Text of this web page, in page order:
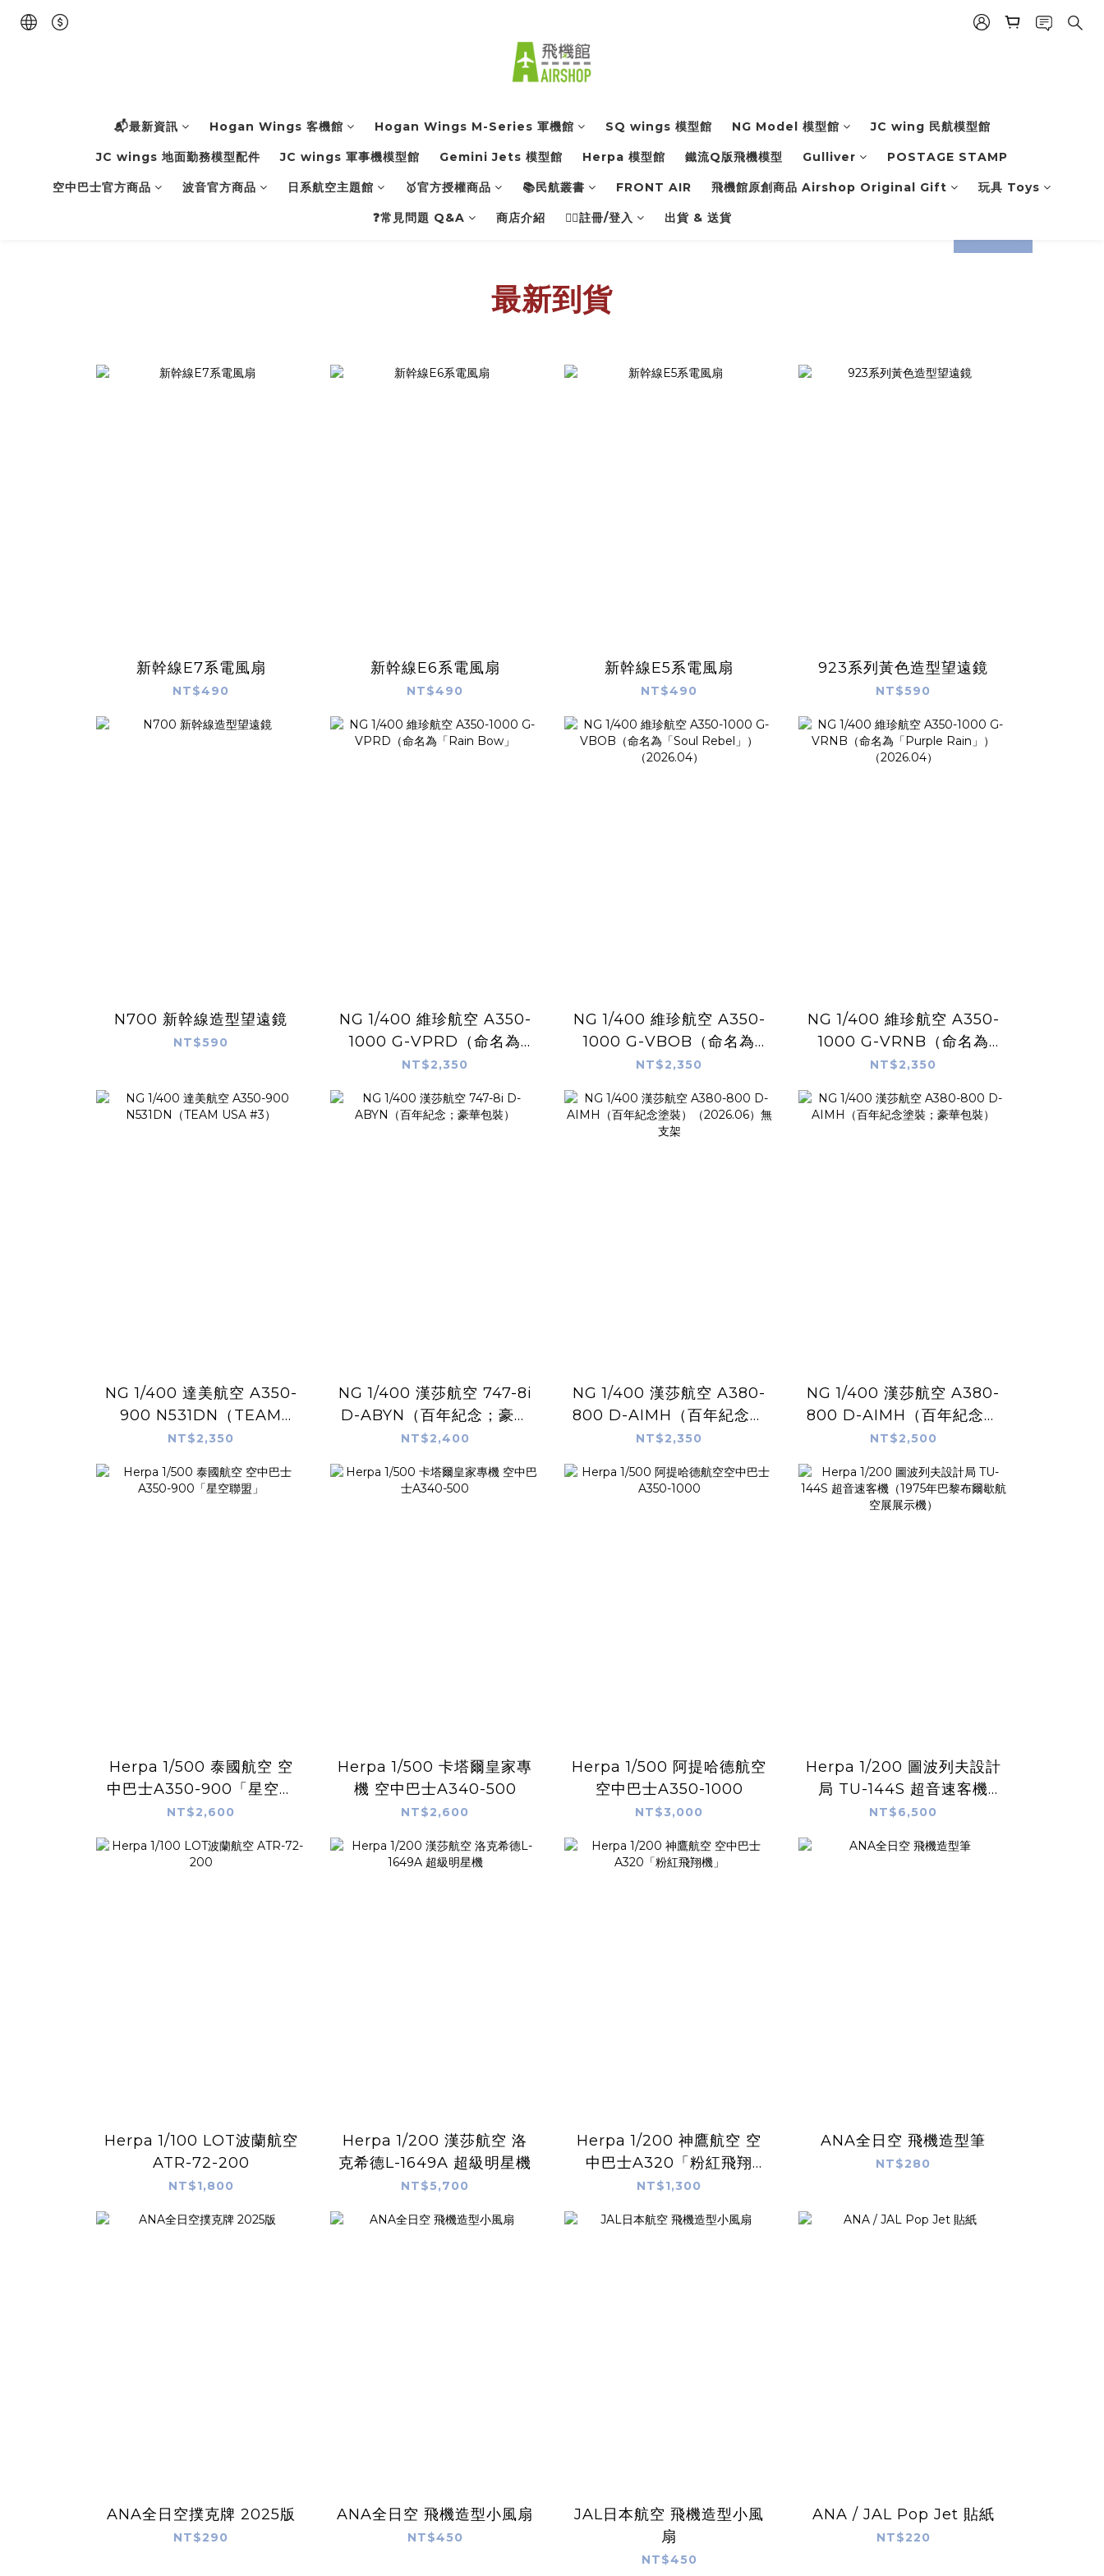
📬最新資訊 Hogan Wings 客機館 Hogan Wings M-Series 軍機館 SQ wings 模型館 NG Model 模型館 JC wing 民航模型館
JC wings 地面勤務模型配件 JC wings 軍事機模型館 Gemini Jets 模型館 Herpa 模型館 鐵流Q版飛機模型 Gulliver POSTAGE STAMP
空中巴士官方商品 波音官方商品 日系航空主題館 🥇官方授權商品 📚民航叢書 FRONT AIR 飛機館原創商品 Airshop Original Gift 玩具 Toys
❓常見問題 Q&A 商店介紹 👨‍✈️註冊/登入 出貨 & 送貨
prev next
最新到貨
新幹線E7系電風扇
NT$490
新幹線E6系電風扇
NT$490
新幹線E5系電風扇
NT$490
923系列黃色造型望遠鏡
NT$590
N700 新幹線造型望遠鏡
NT$590
NG 1/400 維珍航空 A350-
1000 G-VPRD（命名為
「Rain Bow」
NT$2,350
NG 1/400 維珍航空 A350-
1000 G-VBOB（命名為
「Soul Rebel」）
NT$2,350
NG 1/400 維珍航空 A350-
1000 G-VRNB（命名為
「Purple Rain」）
NT$2,350
NG 1/400 達美航空 A350-
900 N531DN（TEAM
USA #3）
NT$2,350
NG 1/400 漢莎航空 747-8i
D-ABYN（百年紀念；豪華
包裝）
NT$2,400
NG 1/400 漢莎航空 A380-
800 D-AIMH（百年紀念塗
裝）（2026.06）無支架
NT$2,350
NG 1/400 漢莎航空 A380-
800 D-AIMH（百年紀念塗
裝；豪華包裝）
NT$2,500
Herpa 1/500 泰國航空 空
中巴士A350-900「星空聯
盟」
NT$2,600
Herpa 1/500 卡塔爾皇家專
機 空中巴士A340-500
NT$2,600
Herpa 1/500 阿提哈德航空
空中巴士A350-1000
NT$3,000
Herpa 1/200 圖波列夫設計
局 TU-144S 超音速客機
（1975年巴黎布爾歇航空展
NT$6,500
Herpa 1/100 LOT波蘭航空
ATR-72-200
NT$1,800
Herpa 1/200 漢莎航空 洛
克希德L-1649A 超級明星機
NT$5,700
Herpa 1/200 神鷹航空 空
中巴士A320「粉紅飛翔
機」
NT$1,300
ANA全日空 飛機造型筆
NT$280
ANA全日空撲克牌 2025版
NT$290
ANA全日空 飛機造型小風扇
NT$450
JAL日本航空 飛機造型小風
扇
NT$450
ANA / JAL Pop Jet 貼紙
NT$220